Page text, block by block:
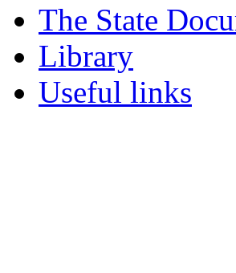
The State
Library
Useful links